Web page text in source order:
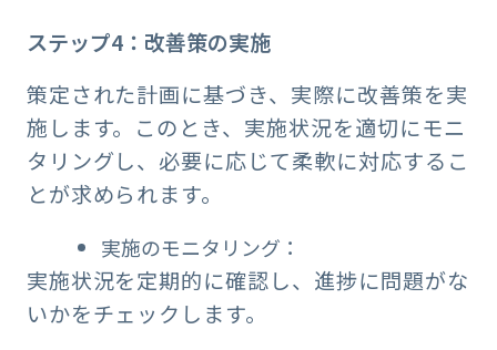
ステップ4：改善策の実施
策定された計画に基づき、実際に改善策を実
施します。このとき、実施状況を適切にモニ
タリングし、必要に応じて柔軟に対応するこ
とが求められます。
実施のモニタリング：
実施状況を定期的に確認し、進捗に問題がな
いかをチェックします。